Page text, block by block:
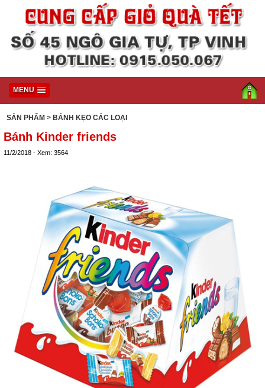
MENU
SẢN PHẨM > BÁNH KẸO CÁC LOẠI
Bánh Kinder friends
11/2/2018 - Xem: 3564